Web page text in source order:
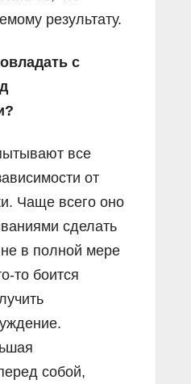
результату.
с
все
от
Чаще всего оно
сделать
не в полной мере
то боится
собой,